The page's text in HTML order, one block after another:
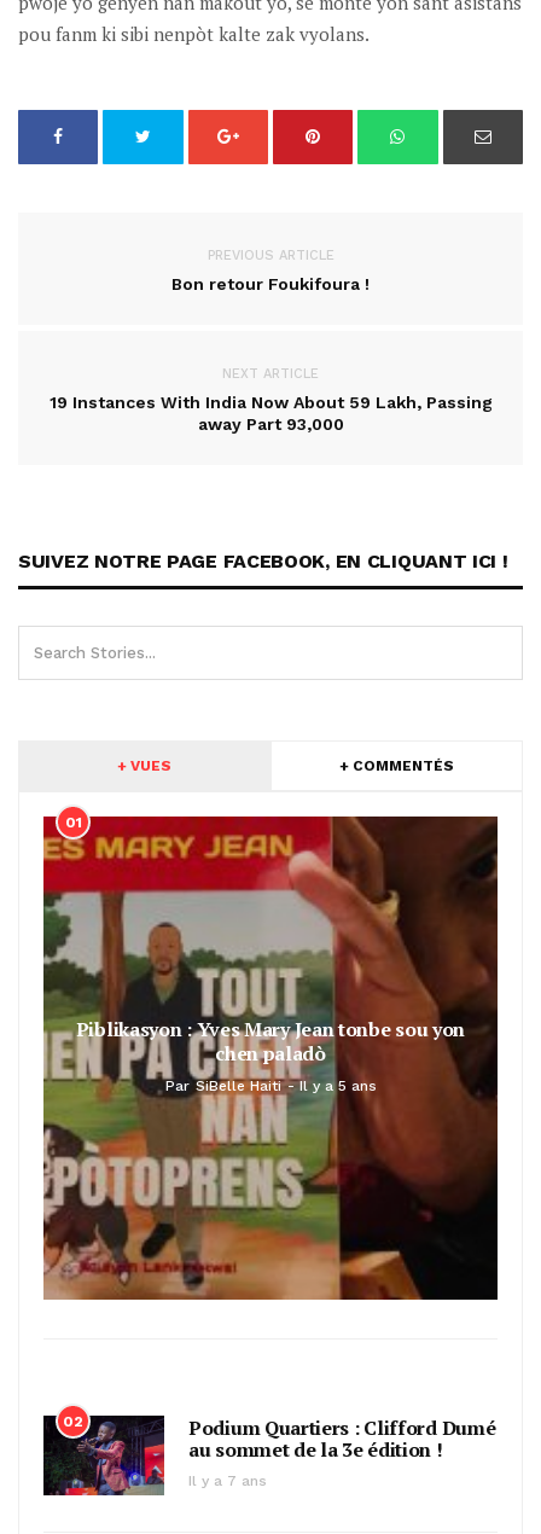
pou fanm ki sibi nenpòt kalte zak vyolans.
PREVIOUS ARTICLE
Bon retour Foukifoura !
NEXT ARTICLE
19 Instances With India Now About 59 Lakh, Passing
away Part 93,000
SUIVEZ NOTRE PAGE FACEBOOK, EN CLIQUANT ICI !
+ VUES + COMMENTÉS
01
Piblikasyon : Yves Mary Jean tonbe sou yon
chen paladò
Par SiBelle Haiti Il y a 5 ans
02
Podium Quartiers : Clifford Dumé
au sommet de la 3e édition !
Il y a 7 ans